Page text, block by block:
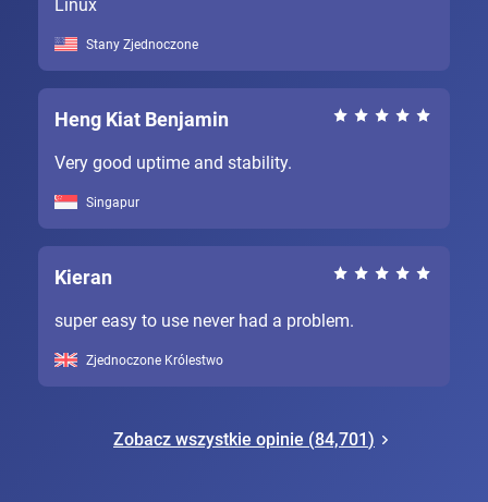
Linux
Stany Zjednoczone
Heng Kiat Benjamin
Very good uptime and stability.
Singapur
Kieran
super easy to use never had a problem.
Zjednoczone Królestwo
Zobacz wszystkie opinie (84,701)